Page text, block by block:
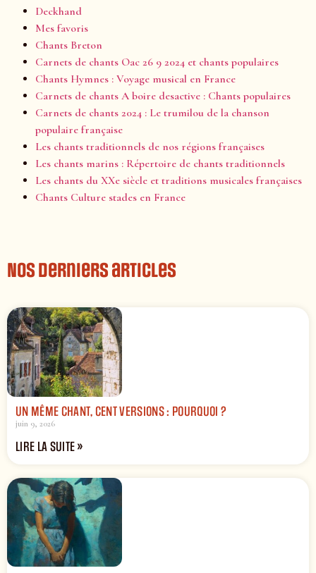
Deckhand
Mes favoris
Chants Breton
Carnets de chants Oac 26 9 2024 et chants populaires
Chants Hymnes : Voyage musical en France
Carnets de chants A boire desactive : Chants populaires
Carnets de chants 2024 : Le trumilou de la chanson
populaire française
Les chants traditionnels de nos régions françaises
Les chants marins : Répertoire de chants traditionnels
Les chants du XXe siècle et traditions musicales françaises
Chants Culture stades en France
Nos derniers articles
UN MÊME CHANT, CENT VERSIONS : POURQUOI ?
juin 9, 2026
LIRE LA SUITE »